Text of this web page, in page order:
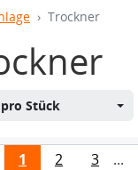
Trockner
pro Stück
1 2 3 ...